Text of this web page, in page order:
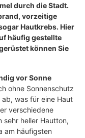
durch die Stadt.
vorzeitige
Hautkrebs. Hier
häufig gestellte
können Sie
vor Sonne
ohne Sonnenschutz
was für eine Haut
verschiedene
sehr heller Hautton,
am häufigsten